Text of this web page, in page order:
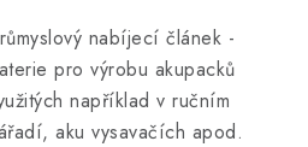
nabíjecí článek -
pro výrobu akupacků
například v ručním
aku vysavačích apod.